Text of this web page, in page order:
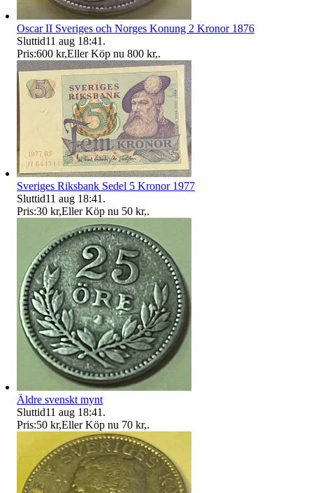
Oscar II Sveriges och Norges Konung 2 Kronor 1876
Sluttid11 aug 18:41 .
Pris:600 kr,Eller Köp nu 800 kr,.
Sveriges Riksbank Sedel 5 Kronor 1977
Sluttid11 aug 18:41 .
Pris:30 kr,Eller Köp nu 50 kr,.
Äldre svenskt mynt
Sluttid11 aug 18:41 .
Pris:50 kr,Eller Köp nu 70 kr,.